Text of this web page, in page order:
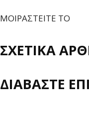
ΜΟΙΡΑΣΤΕΙΤΕ ΤΟ
ΣΧΕΤΙΚΑ
ΔΙΑΒΑΣΤΕ